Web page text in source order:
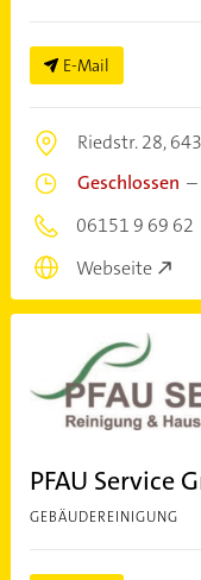
E-Mail
Riedstr. 28,
Geschlossen –
06151 9 69 62
Webseite
PFAU Service
GEBÄUDEREINIGUNG